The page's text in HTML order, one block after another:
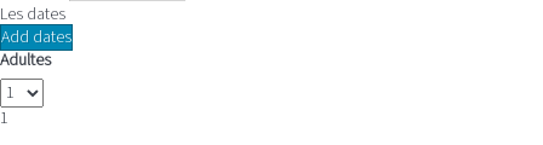
Les dates
Add dates
Adultes
1